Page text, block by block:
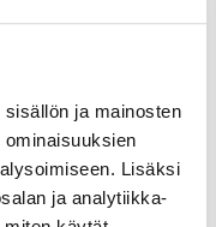
ja mainosten
Lisäksi
ja analytiikka-
500
valkoinen
65